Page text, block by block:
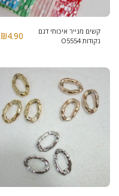
קשים מנייר איכותי דגם
נקודות O5554
₪4.90